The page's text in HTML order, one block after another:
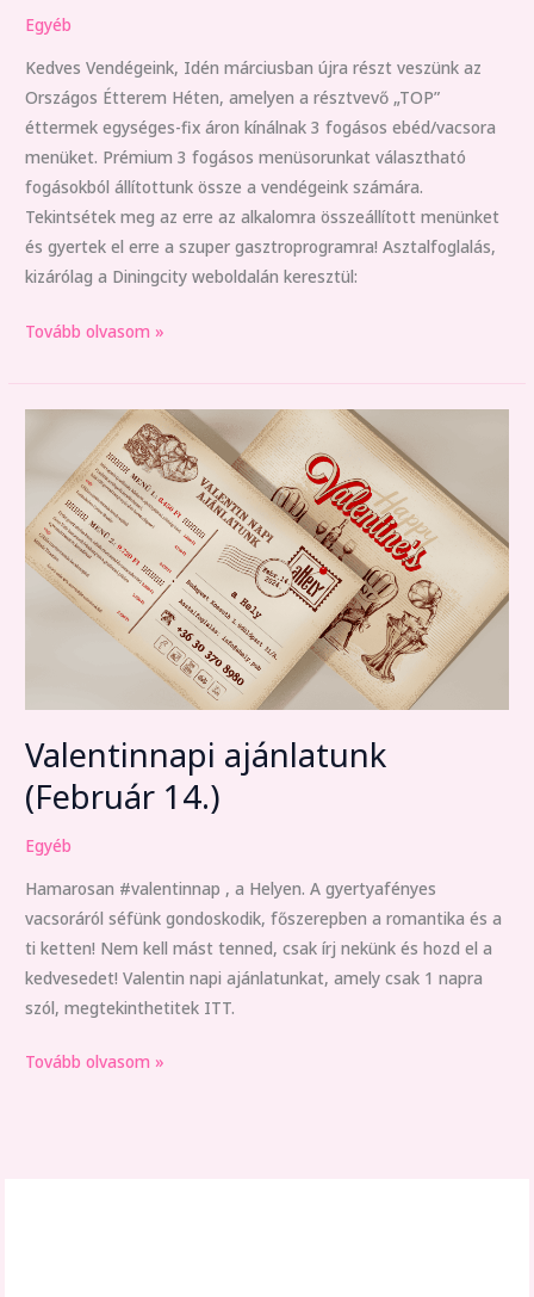
Egyéb
Kedves Vendégeink, Idén márciusban újra részt veszünk az
Országos Étterem Héten, amelyen a résztvevő „TOP”
éttermek egységes-fix áron kínálnak 3 fogásos ebéd/vacsora
menüket. Prémium 3 fogásos menüsorunkat választható
fogásokból állítottunk össze a vendégeink számára.
Tekintsétek meg az erre az alkalomra összeállított menünket
és gyertek el erre a szuper gasztroprogramra! Asztalfoglalás,
kizárólag a Diningcity weboldalán keresztül:
Tovább olvasom »
Valentinnapi ajánlatunk
(Február 14.)
Egyéb
Hamarosan #valentinnap , a Helyen. A gyertyafényes
vacsoráról séfünk gondoskodik, főszerepben a romantika és a
ti ketten! Nem kell mást tenned, csak írj nekünk és hozd el a
kedvesedet! Valentin napi ajánlatunkat, amely csak 1 napra
szól, megtekinthetitek ITT.
Valentinnapi
ajánlatunk
(Február
14.)
Tovább olvasom »